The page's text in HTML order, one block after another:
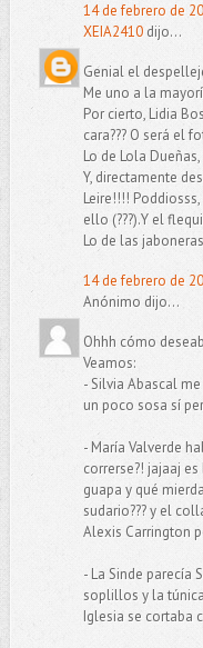
14 de febrero de
XEIA2410dijo...
Genial el
Me uno a la
Por cierto, Lidia
cara??? O será el
Lo de Lola
Y, directamente
Leire!!!!
ello (???).Y el
Lo de las
14 de febrero de
Anónimo dijo...
Ohhh cómo
Veamos:
- Silvia Abascal
un poco sosa sí
- María Valverde
correrse?! jajaaj
guapa y qué
sudario??? y el
Alexis Carrington
- La Sinde parecía
soplillos y la
Iglesia se cortaba